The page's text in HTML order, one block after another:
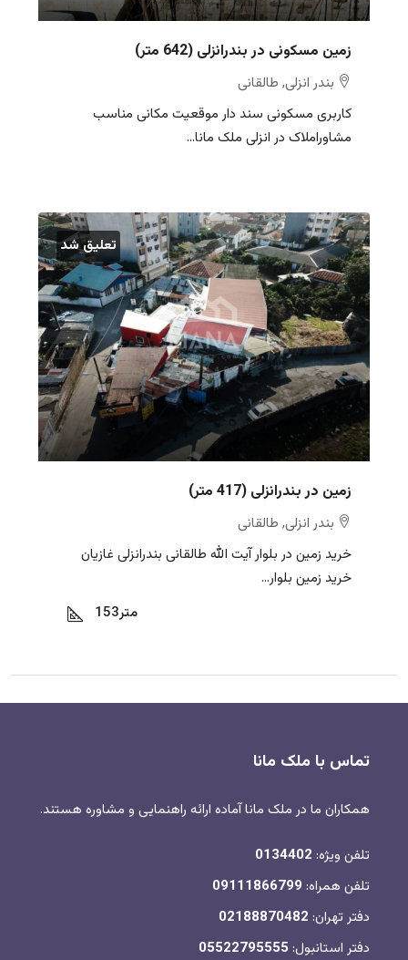
زمین مسکونی در بندرانزلی (642 متر)
بندر انزلی, طالقانی
کاربری مسکونی سند دار موقعیت مکانی مناسب
مشاوراملاک در انزلی ملک مانا...
تعلیق شد
زمین در بندرانزلی (417 متر)
بندر انزلی, طالقانی
خرید زمین در بلوار آیت الله طالقانی بندرانزلی غازیان
خرید زمین بلوار...
153متر
تماس با ملک مانا
همکاران ما در ملک مانا آماده ارائه راهنمایی و مشاوره هستند.
تلفن ویژه: 0134402
تلفن همراه: 09111866799
دفتر تهران: 02188870482
دفتر استانبول: 05522795555